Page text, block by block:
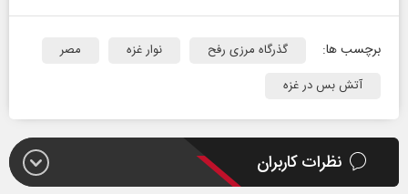
برچسب ها: گذرگاه مرزی رفح نوار غزه
مصر
آتش بس در غزه
نظرات کاربران